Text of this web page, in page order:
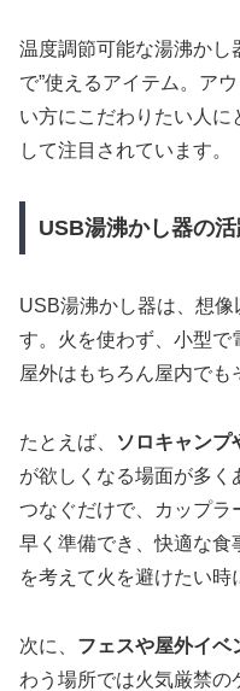
温度調節可能な湯沸かし
で”使えるアイテム。ア
い方にこだわりたい人に
して注目されています。
USB湯沸かし器の
USB湯沸かし器は、想像
す。火を使わず、小型で
屋外はもちろん屋内でも
たとえば、 ソロキャンプ
が欲しくなる場面が多く
つなぐだけで、カップラ
早く準備でき、快適な食
を考えて火を避けたい時
次に、 フェスや屋外イベ
わう場所では火気厳禁